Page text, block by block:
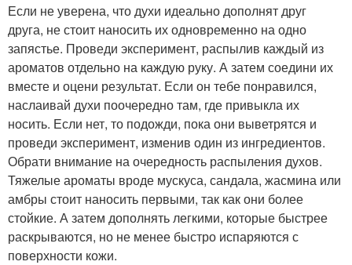
Если не уверена, что духи идеально дополнят друг
друга, не стоит наносить их одновременно на одно
запястье. Проведи эксперимент, распылив каждый из
ароматов отдельно на каждую руку. А затем соедини их
вместе и оцени результат. Если он тебе понравился,
наслаивай духи поочередно там, где привыкла их
носить. Если нет, то подожди, пока они выветрятся и
проведи эксперимент, изменив один из ингредиентов.
Обрати внимание на очередность распыления духов.
Тяжелые ароматы вроде мускуса, сандала, жасмина или
амбры стоит наносить первыми, так как они более
стойкие. А затем дополнять легкими, которые быстрее
раскрываются, но не менее быстро испаряются с
поверхности кожи.